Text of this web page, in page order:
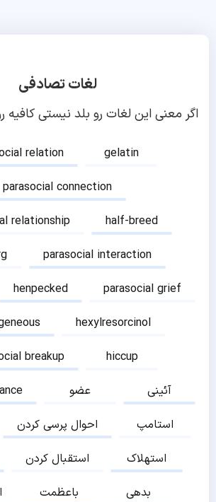
لغات تصادفی
اگر معنی این لغات رو بلد نیستی
relation
gelatin
parasocial connection
relationship
half-breed
parasocial interaction
henpecked
parasocial grief
hexylresorcinol
breakup
hiccup
عضو
آئینی
احوال پرسی کردن
استامپ
استقبال کردن
استهلاک
باعظمت
بدهی